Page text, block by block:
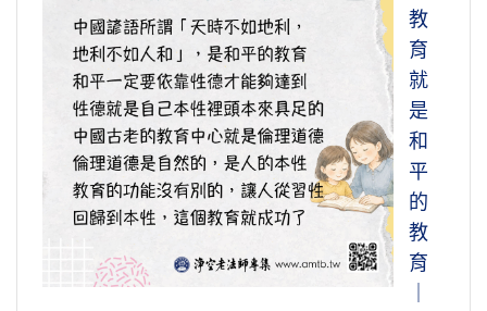
教
育
就
是
和
平
的
教
育